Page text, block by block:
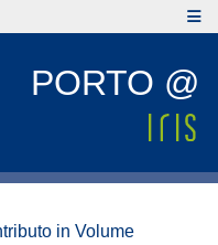
PORTO @
in Volume